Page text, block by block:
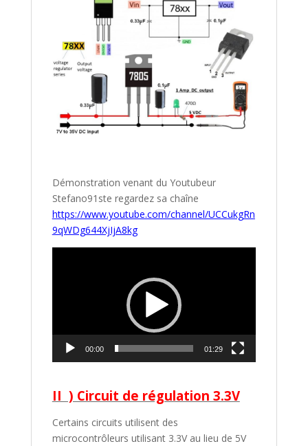
Démonstration venant du Youtubeur
Stefano91ste regardez sa chaîne
https://www.youtube.com/channel/UCCukgRn
9qWDg644XjIjA8kg
00:00 01:29
II ) Circuit de régulation 3.3V
Certains circuits utilisent des
microcontrôleurs utilisant 3.3V au lieu de 5V